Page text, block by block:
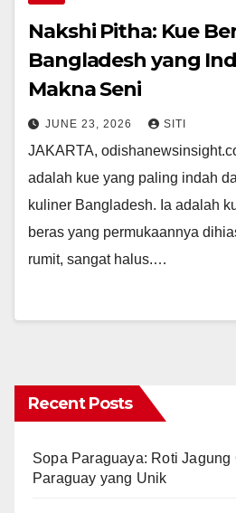
Nakshi Pitha: Kue
Bangladesh yang
Makna Seni
JUNE 23, 2026 SITI
JAKARTA,
adalah kue yang paling indah
kuliner Bangladesh. Ia adalah
beras yang permukaannya
rumit, sangat halus.…
Recent Posts
Sopa Paraguaya: Roti Jagung
Paraguay yang Unik